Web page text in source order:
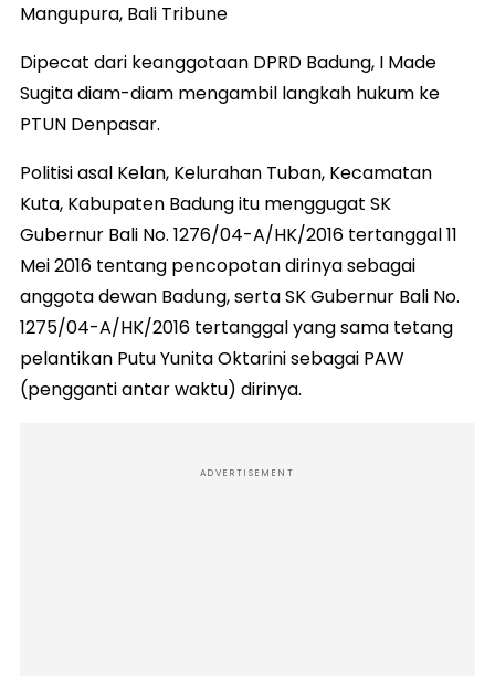
Mangupura, Bali Tribune
Dipecat dari keanggotaan DPRD Badung, I Made
Sugita diam-diam mengambil langkah hukum ke
PTUN Denpasar.
Politisi asal Kelan, Kelurahan Tuban, Kecamatan
Kuta, Kabupaten Badung itu menggugat SK
Gubernur Bali No. 1276/04-A/HK/2016 tertanggal 11
Mei 2016 tentang pencopotan dirinya sebagai
anggota dewan Badung, serta SK Gubernur Bali No.
1275/04-A/HK/2016 tertanggal yang sama tetang
pelantikan Putu Yunita Oktarini sebagai PAW
(pengganti antar waktu) dirinya.
ADVERTISEMENT